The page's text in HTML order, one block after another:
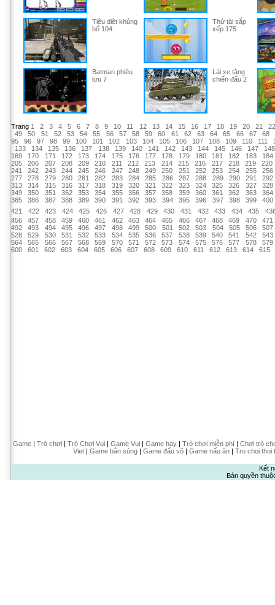
Tiêu diệt khủng
bố 104
Thử tài sắp
xếp 175
Batman phiêu
lưu 7
Lái xe tăng
chiến đấu 2
Trang 1 2 3 4 5 6 7 8 9 10 11 12 13 14 15 16 17 18 19 20 21
22
49
50 51 52 53 54 55 56 57 58 59 60 61 62 63 64 65 66 67
68
95
96 97 98 99 100 101 102 103 104 105 106 107 108 109 110 111
133
134 135 136 137 138 139 140 141 142 143 144 145 146 147
148
169
170 171 172 173 174 175 176 177 178 179 180 181 182 183
184
205
206 207 208 209 210 211 212 213 214 215 216 217 218 219
220
241
242 243 244 245 246 247 248 249 250 251 252 253 254 255
256
277
278 279 280 281 282 283 284 285 286 287 288 289 290 291
292
313
314 315 316 317 318 319 320 321 322 323 324 325 326 327
328
349
350 351 352 353 354 355 356 357 358 359 360 361 362 363
364
385
386 387 388 389 390 391 392 393 394 395 396 397 398 399
400
421
422 423 424 425 426 427 428 429 430 431 432 433 434 435
456
457 458 459 460 461 462 463 464 465 466 467 468 469 470
471
492
493 494 495 496 497 498 499 500 501 502 503 504 505 506
507
528
529 530 531 532 533 534 535 536 537 538 539 540 541 542
543
564
565 566 567 568 569 570 571 572 573 574 575 576 577 578
579
600
601 602 603 604 605 606 607 608 609 610 611 612 613 614 615
Game| Trò chơi| Trò Chơi Vui| Game Vui| Game hay| Trò chơi miễn phí| Chơi trò
Viet| Game bắn súng| Game đấu võ| Game nấu ăn| Tro choi thoi
Kết
Bản quyền